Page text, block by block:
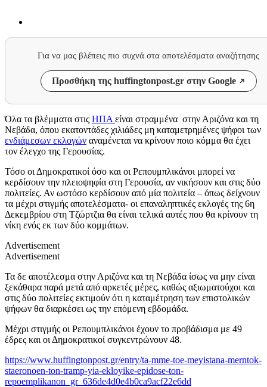
Για να μας βλέπεις πιο συχνά στα αποτελέσματα αναζήτησης
Προσθήκη της huffingtonpost.gr στην Google
Όλα τα βλέμματα στις ΗΠΑ είναι στραμμένα στην Αριζόνα και τη
Νεβάδα, όπου εκατοντάδες χιλιάδες μη καταμετρημένες ψήφοι των
ενδιάμεσων εκλογών αναμένεται να κρίνουν ποιο κόμμα θα έχει
τον έλεγχο της Γερουσίας.
Τόσο οι Δημοκρατικοί όσο και οι Ρεπουμπλικάνοι μπορεί να
κερδίσουν την πλειοψηφία στη Γερουσία, αν νικήσουν και στις δύο
πολιτείες. Αν ωστόσο κερδίσουν από μία πολιτεία – όπως δείχνουν
τα μέχρι στιγμής αποτελέσματα- οι επαναληπτικές εκλογές της 6η
Δεκεμβρίου στη Τζώρτζια θα είναι τελικά αυτές που θα κρίνουν τη
νίκη ενός εκ των δύο κομμάτων.
Advertisement
Advertisement
Τα δε αποτέλεσμα στην Αριζόνα και τη Νεβάδα ίσως να μην είναι
ξεκάθαρα παρά μετά από αρκετές μέρες, καθώς αξιωματούχοι και
στις δύο πολιτείες εκτιμούν ότι η καταμέτρηση των επιστολικών
ψήφων θα διαρκέσει ως την επόμενη εβδομάδα.
Μέχρι στιγμής οι Ρεπουμπλικάνοι έχουν το προβάδισμα με 49
έδρες και οι Δημοκρατικοί συγκεντρώνουν 48.
https://www.huffingtonpost.gr/entry/ta-mme-toe-meyistana-merntok-
staeronoen-ton-tramp-yia-ekloyike-epidose-ton-
repoemplikanon_gr_636de4d0e4b0ca9acf22e6dd